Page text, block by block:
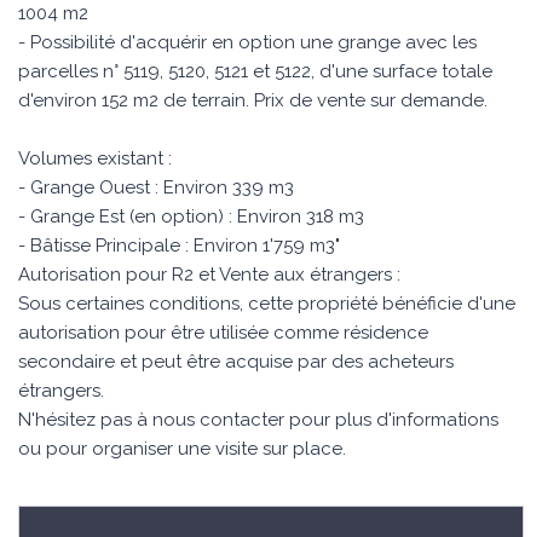
1004 m2
- Possibilité d'acquérir en option une grange avec les
parcelles n° 5119, 5120, 5121 et 5122, d'une surface totale
d'environ 152 m2 de terrain. Prix de vente sur demande.
Volumes existant :
- Grange Ouest : Environ 339 m3
- Grange Est (en option) : Environ 318 m3
- Bâtisse Principale : Environ 1'759 m3"
Autorisation pour R2 et Vente aux étrangers :
Sous certaines conditions, cette propriété bénéficie d'une
autorisation pour être utilisée comme résidence
secondaire et peut être acquise par des acheteurs
étrangers.
N'hésitez pas à nous contacter pour plus d'informations
ou pour organiser une visite sur place.